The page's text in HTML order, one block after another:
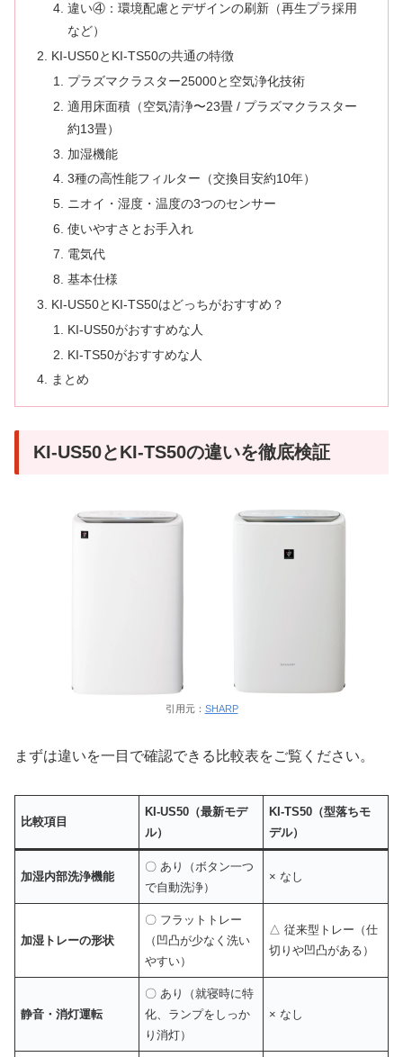
違い④：環境配慮とデザインの刷新（再生プラ採用
など）
KI-US50とKI-TS50の共通の特徴
プラズマクラスター25000と空気浄化技術
適用床面積（空気清浄〜23畳 / プラズマクラスター
約13畳）
加湿機能
3種の高性能フィルター（交換目安約10年）
ニオイ・湿度・温度の3つのセンサー
使いやすさとお手入れ
電気代
基本仕様
KI-US50とKI-TS50はどっちがおすすめ？
KI-US50がおすすめな人
KI-TS50がおすすめな人
まとめ
KI-US50とKI-TS50の違いを徹底検証
引用元： SHARP
まずは違いを一目で確認できる比較表をご覧ください。
比較項目
KI-US50（最新モデ
ル）
KI-TS50（型落ちモ
デル）
加湿内部洗浄機能
〇 あり（ボタン一つ
で自動洗浄）
× なし
加湿トレーの形状
〇 フラットトレー
（凹凸が少なく洗い
やすい）
△ 従来型トレー（仕
切りや凹凸がある）
静音・消灯運転
〇 あり（就寝時に特
化、ランプをしっか
り消灯）
× なし